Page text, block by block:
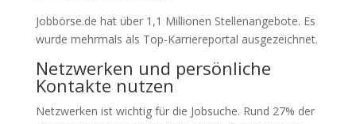
Jobbörse.de hat über 1,1 Millionen Stellenangebote. Es
wurde mehrmals als Top-Karriereportal ausgezeichnet.
Netzwerken und persönliche
Kontakte nutzen
Netzwerken ist wichtig für die Jobsuche. Rund 27% der